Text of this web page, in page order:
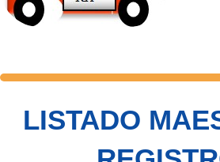
LISTADO